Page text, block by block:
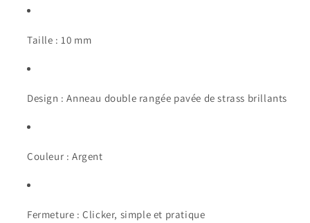
Taille : 10 mm
Design : Anneau double rangée pavée de strass brillants
Couleur : Argent
Fermeture : Clicker, simple et pratique